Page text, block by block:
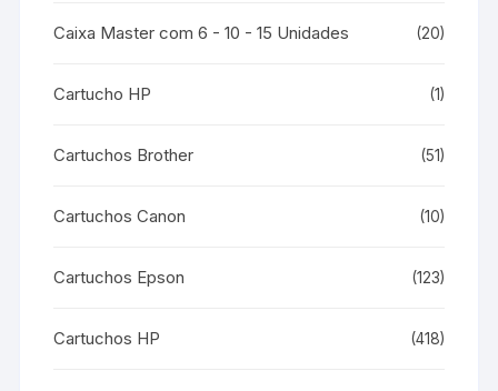
Caixa Master com 6 - 10 - 15 Unidades (20)
Cartucho HP (1)
Cartuchos Brother (51)
Cartuchos Canon (10)
Cartuchos Epson (123)
Cartuchos HP (418)